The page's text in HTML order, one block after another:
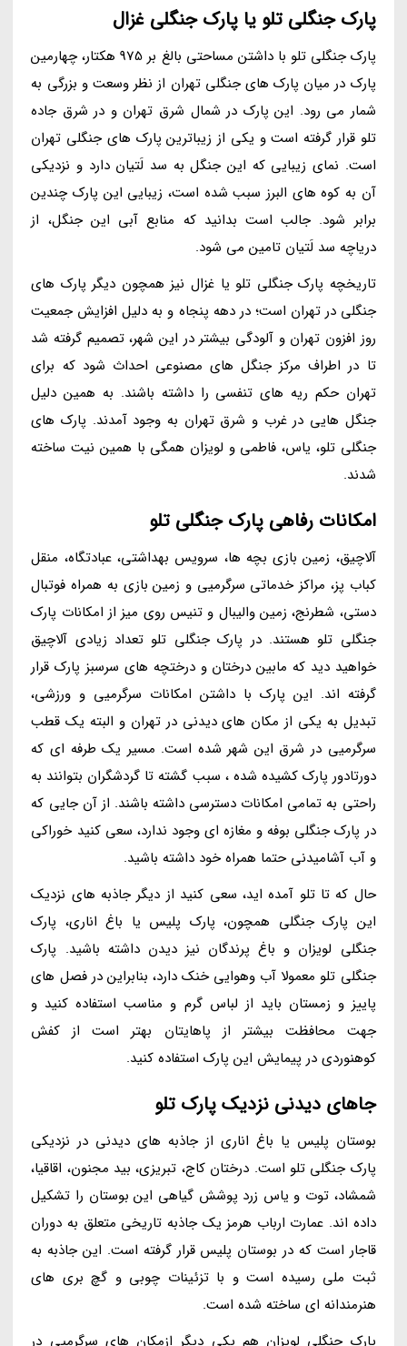
پارک جنگلی تلو یا پارک جنگلی غزال
پارک جنگلی تلو با داشتن مساحتی بالغ بر 975 هکتار، چهارمین
پارک در میان پارک های جنگلی تهران از نظر وسعت و بزرگی به
شمار می رود. این پارک در شمال شرق تهران و در شرق جاده
تلو قرار گرفته است و یکی از زیباترین پارک های جنگلی تهران
است. نمای زیبایی که این جنگل به سد لَتیان دارد و نزدیکی
آن به کوه های البرز سبب شده است، زیبایی این پارک چندین
برابر شود. جالب است بدانید که منابع آبی این جنگل، از
دریاچه سد لَتیان تامین می شود.
تاریخچه پارک جنگلی تلو یا غزال نیز همچون دیگر پارک های
جنگلی در تهران است؛ در دهه پنجاه و به دلیل افزایش جمعیت
روز افزون تهران و آلودگی بیشتر در این شهر، تصمیم گرفته شد
تا در اطراف مرکز جنگل های مصنوعی احداث شود که برای
تهران حکم ریه های تنفسی را داشته باشند. به همین دلیل
جنگل هایی در غرب و شرق تهران به وجود آمدند. پارک های
جنگلی تلو، یاس، فاطمی و لویزان همگی با همین نیت ساخته
شدند.
امکانات رفاهی پارک جنگلی تلو
آلاچیق، زمین بازی بچه ها، سرویس بهداشتی، عبادتگاه، منقل
کباب پز، مراکز خدماتی سرگرمیی و زمین بازی به همراه فوتبال
دستی، شطرنج، زمین والیبال و تنیس روی میز از امکانات پارک
جنگلی تلو هستند. در پارک جنگلی تلو تعداد زیادی آلاچیق
خواهید دید که مابین درختان و درختچه های سرسبز پارک قرار
گرفته اند. این پارک با داشتن امکانات سرگرمیی و ورزشی،
تبدیل به یکی از مکان های دیدنی در تهران و البته یک قطب
سرگرمیی در شرق این شهر شده است. مسیر یک طرفه ای که
دورتادور پارک کشیده شده ، سبب گشته تا گردشگران بتوانند به
راحتی به تمامی امکانات دسترسی داشته باشند. از آن جایی که
در پارک جنگلی بوفه و مغازه ای وجود ندارد، سعی کنید خوراکی
و آب آشامیدنی حتما همراه خود داشته باشید.
حال که تا تلو آمده اید، سعی کنید از دیگر جاذبه های نزدیک
این پارک جنگلی همچون، پارک پلیس یا باغ اناری، پارک
جنگلی لویزان و باغ پرندگان نیز دیدن داشته باشید. پارک
جنگلی تلو معمولا آب وهوایی خنک دارد، بنابراین در فصل های
پاییز و زمستان باید از لباس گرم و مناسب استفاده کنید و
جهت محافظت بیشتر از پاهایتان بهتر است از کفش
کوهنوردی در پیمایش این پارک استفاده کنید.
جاهای دیدنی نزدیک پارک تلو
بوستان پلیس یا باغ اناری از جاذبه های دیدنی در نزدیکی
پارک جنگلی تلو است. درختان کاج، تبریزی، بید مجنون، اقاقیا،
شمشاد، توت و یاس زرد پوشش گیاهی این بوستان را تشکیل
داده اند. عمارت ارباب هرمز یک جاذبه تاریخی متعلق به دوران
قاجار است که در بوستان پلیس قرار گرفته است. این جاذبه به
ثبت ملی رسیده است و با تزئینات چوبی و گچ بری های
هنرمندانه ای ساخته شده است.
پارک جنگلی لویزان هم یکی دیگر ازمکان های سرگرمیی در